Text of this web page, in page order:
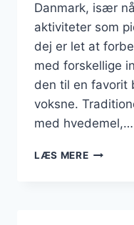
Danmark, især
aktiviteter som
dej er let at
med forskellige
den til en favorit
voksne.
med hvedemel,…
LÆS MERE